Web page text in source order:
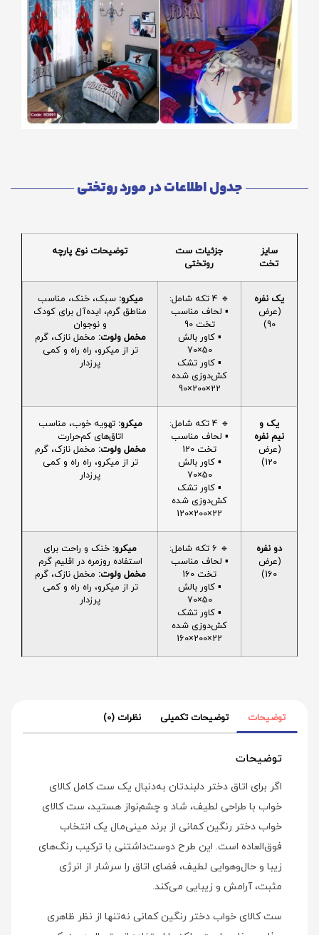
جدول اطلاعات در مورد روتختی
سایز
تخت
جزئیات ست
روتختی
توضیحات نوع پارچه
یک نفره
(عرض
90)
🔹 4 تکه شامل:
▪️ لحاف مناسب
تخت 90
▪️ کاور بالش
50×70
▪️ کاور تشک
کش‌دوزی شده
22×200×90
میکرو: سبک، خنک، مناسب
مناطق گرم، ایده‌آل برای کودک
و نوجوان
مخمل ولوت: مخمل نازک، گرم
تر از میکرو، راه راه و کمی
پرزدار
یک و
نیم نفره
(عرض
120)
🔹 4 تکه شامل:
▪️ لحاف مناسب
تخت 120
▪️ کاور بالش
50×70
▪️ کاور تشک
کش‌دوزی شده
22×200×120
میکرو: تهویه خوب، مناسب
اتاق‌های کم‌حرارت
مخمل ولوت: مخمل نازک، گرم
تر از میکرو، راه راه و کمی
پرزدار
دو نفره
(عرض
160)
🔹 6 تکه شامل:
▪️ لحاف مناسب
تخت 160
▪️ کاور بالش
50×70
▪️ کاور تشک
کش‌دوزی شده
22×200×160
میکرو: خنک و راحت برای
استفاده روزمره در اقلیم گرم
مخمل ولوت: مخمل نازک، گرم
تر از میکرو، راه راه و کمی
پرزدار
توضیحات توضیحات تکمیلی نظرات (0)
توضیحات
اگر برای اتاق دختر دلبندتان به‌دنبال یک ست کامل کالای
خواب با طراحی لطیف، شاد و چشم‌نواز هستید، ست کالای
خواب دختر رنگین کمانی از برند مینی‌مال یک انتخاب
فوق‌العاده است. این طرح دوست‌داشتنی با ترکیب رنگ‌های
زیبا و حال‌وهوایی لطیف، فضای اتاق را سرشار از انرژی
مثبت، آرامش و زیبایی می‌کند.
ست کالای خواب دختر رنگین کمانی نه‌تنها از نظر ظاهری